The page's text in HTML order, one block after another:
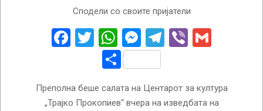
Сподели со своите пријатели
Facebook
Twitter
WhatsApp
Messenger
Telegram
Viber
Share
Преполна беше салата на Центарот за култура
„Трајко Прокопиев“ вчера на изведбата на